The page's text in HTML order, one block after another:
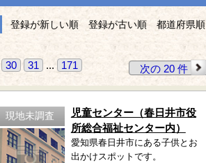
登録が新しい順 登録が古い順 都道府県順
30 31 ... 171 次の 20 件
現地未調査
児童センター（春日井市役
所総合福祉センター内）
愛知県春日井市にある子供とお
出かけスポットです。